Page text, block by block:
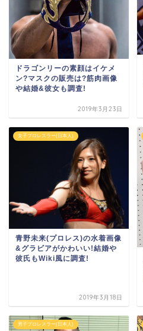
ドラゴンリーの素顔はイケメ
ン?マスクの販売は?筋肉画像
や結婚&彼女も調査!
2019年3月23日
女子プロレスラー(日本人)
青野未来(プロレス)の水着画像
&グラビアがかわいい!結婚や
彼氏もWiki風に調査!
2019年3月18日
男子プロレスラー(日本人)